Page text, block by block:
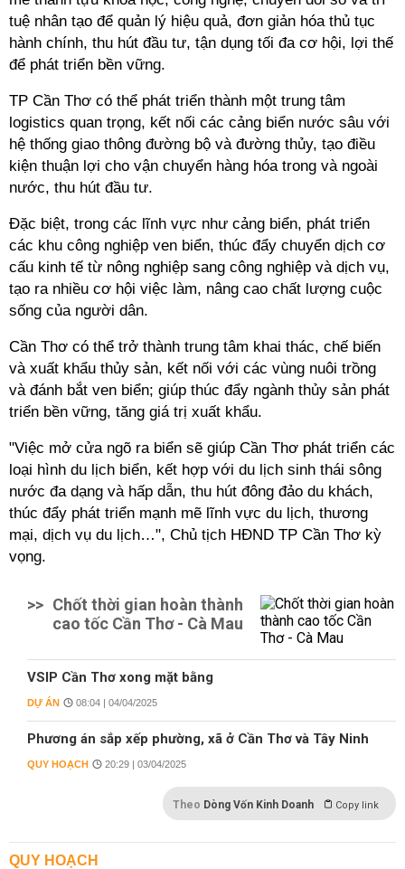
tuệ nhân tạo để quản lý hiệu quả, đơn giản hóa thủ tục
hành chính, thu hút đầu tư, tận dụng tối đa cơ hội, lợi thế
để phát triển bền vững.
TP Cần Thơ có thể phát triển thành một trung tâm
logistics quan trọng, kết nối các cảng biển nước sâu với
hệ thống giao thông đường bộ và đường thủy, tạo điều
kiện thuận lợi cho vận chuyển hàng hóa trong và ngoài
nước, thu hút đầu tư.
Đặc biệt, trong các lĩnh vực như cảng biển, phát triển
các khu công nghiệp ven biển, thúc đẩy chuyển dịch cơ
cấu kinh tế từ nông nghiệp sang công nghiệp và dịch vụ,
tạo ra nhiều cơ hội việc làm, nâng cao chất lượng cuộc
sống của người dân.
Cần Thơ có thể trở thành trung tâm khai thác, chế biến
và xuất khẩu thủy sản, kết nối với các vùng nuôi trồng
và đánh bắt ven biển; giúp thúc đẩy ngành thủy sản phát
triển bền vững, tăng giá trị xuất khẩu.
"Việc mở cửa ngõ ra biển sẽ giúp Cần Thơ phát triển các
loại hình du lịch biển, kết hợp với du lịch sinh thái sông
nước đa dạng và hấp dẫn, thu hút đông đảo du khách,
thúc đẩy phát triển mạnh mẽ lĩnh vực du lịch, thương
mại, dịch vụ du lịch…", Chủ tịch HĐND TP Cần Thơ kỳ
vọng.
>> Chốt thời gian hoàn thành
cao tốc Cần Thơ - Cà Mau
VSIP Cần Thơ xong mặt bằng
DỰ ÁN 08:04 | 04/04/2025
Phương án sắp xếp phường, xã ở Cần Thơ và Tây Ninh
QUY HOẠCH 20:29 | 03/04/2025
Theo Dòng Vốn Kinh Doanh Copy link
QUY HOẠCH